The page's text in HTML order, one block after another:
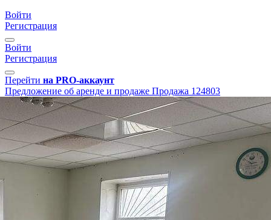
Войти
Регистрация
Войти
Регистрация
Перейти на PRO-аккаунт
Предложение об аренде и продаже Продажа 124803